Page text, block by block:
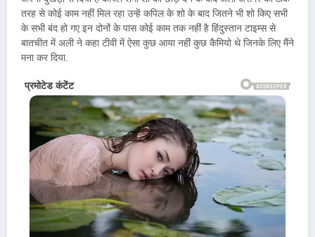
तरह से कोई काम नहीं मिल रहा उन्हें कपिल के शो के बाद जितने भी शो किए सभी
के सभी बंद हो गए इन दोनों के पास कोई काम तक नहीं है हिंदुस्तान टाइम्स से
बातचीत में अली ने कहा टीवी में ऐसा कुछ आया नहीं कुछ कैमियो थे जिनके लिए मैंने
मना कर दिया.